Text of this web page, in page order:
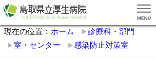
現在の位置： ホーム
診療科・部門
室・センター
感染防止対策室